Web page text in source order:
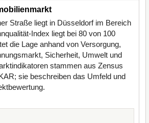
Straße liegt in Düsseldorf im Bereich
Index liegt bei 80 von 100
die Lage anhand von Versorgung,
Sicherheit, Umwelt und
stammen aus Zensus
sie beschreiben das Umfeld und